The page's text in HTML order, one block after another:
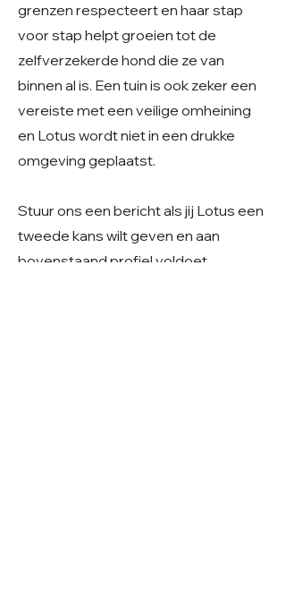
grenzen respecteert en haar stap
voor stap helpt groeien tot de
zelfverzekerde hond die ze van
binnen al is. Een tuin is ook zeker een
vereiste met een veilige omheining
en Lotus wordt niet in een drukke
omgeving geplaatst.
Stuur ons een bericht als jij Lotus een
tweede kans wilt geven en aan
bovenstaand profiel voldoet.